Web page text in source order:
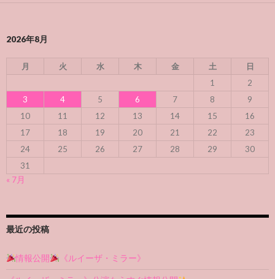
2026年8月
月 火 水 木 金 土
日
1
2
3
4 5 6 7 8
9
10
11 12 13 14 15
16
17
18 19 20 21 22
23
24
25 26 27 28 29
30
31
« 7月
最近の投稿
情報公開 《ルイーザ・ミラー》